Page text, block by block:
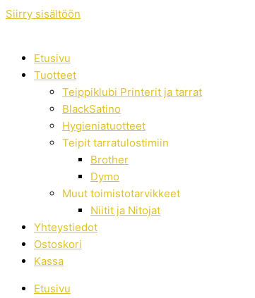
Siirry sisältöön
Etusivu
Tuotteet
Teippiklubi Printerit ja tarrat
BlackSatino
Hygieniatuotteet
Teipit tarratulostimiin
Brother
Dymo
Muut toimistotarvikkeet
Niitit ja Nitojat
Yhteystiedot
Ostoskori
Kassa
Etusivu